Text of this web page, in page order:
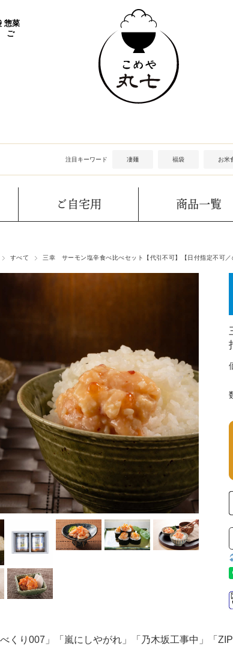
惣菜
ご
注目キーワード 凄麺 福袋 お米
ご自宅用 商品一覧
すべて 三幸 サーモン塩辛食べ比べセット【代引不可】【日付指定不可／
くり007」「嵐にしやがれ」「乃木坂工事中」「